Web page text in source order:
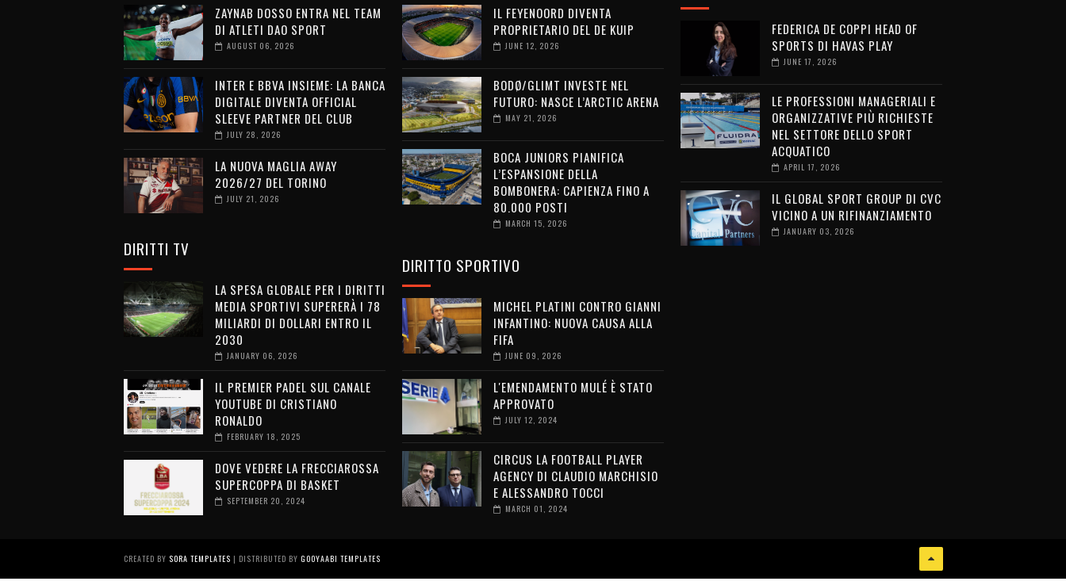
ZAYNAB DOSSO ENTRA NEL TEAM
DI ATLETI DAO SPORT
AUGUST 06, 2026
INTER E BBVA INSIEME: LA BANCA
DIGITALE DIVENTA OFFICIAL
SLEEVE PARTNER DEL CLUB
JULY 28, 2026
LA NUOVA MAGLIA AWAY
2026/27 DEL TORINO
JULY 21, 2026
DIRITTI TV
LA SPESA GLOBALE PER I DIRITTI
MEDIA SPORTIVI SUPERERÀ I 78
MILIARDI DI DOLLARI ENTRO IL
2030
JANUARY 06, 2026
IL PREMIER PADEL SUL CANALE
YOUTUBE DI CRISTIANO
RONALDO
FEBRUARY 18, 2025
DOVE VEDERE LA FRECCIAROSSA
SUPERCOPPA DI BASKET
SEPTEMBER 20, 2024
IL FEYENOORD DIVENTA
PROPRIETARIO DEL DE KUIP
JUNE 12, 2026
BODØ/GLIMT INVESTE NEL
FUTURO: NASCE L’ARCTIC ARENA
MAY 21, 2026
BOCA JUNIORS PIANIFICA
L’ESPANSIONE DELLA
BOMBONERA: CAPIENZA FINO A
80.000 POSTI
MARCH 15, 2026
DIRITTO SPORTIVO
MICHEL PLATINI CONTRO GIANNI
INFANTINO: NUOVA CAUSA ALLA
FIFA
JUNE 09, 2026
L'EMENDAMENTO MULÉ È STATO
APPROVATO
JULY 12, 2024
CIRCUS LA FOOTBALL PLAYER
AGENCY DI CLAUDIO MARCHISIO
E ALESSANDRO TOCCI
MARCH 01, 2024
FEDERICA DE COPPI HEAD OF
SPORTS DI HAVAS PLAY
JUNE 17, 2026
LE PROFESSIONI MANAGERIALI E
ORGANIZZATIVE PIÙ RICHIESTE
NEL SETTORE DELLO SPORT
ACQUATICO
APRIL 17, 2026
IL GLOBAL SPORT GROUP DI CVC
VICINO A UN RIFINANZIAMENTO
JANUARY 03, 2026
CREATED BY SORA TEMPLATES | DISTRIBUTED BY GOOYAABI TEMPLATES